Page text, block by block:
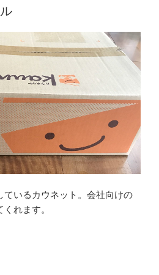
ているカウネット。会社向けの
れます。